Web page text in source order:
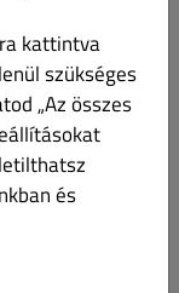
Salat mit
kattintva
szükséges
„Az összes
és